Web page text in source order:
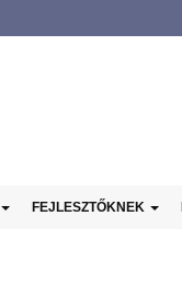
FEJLESZTŐKNEK